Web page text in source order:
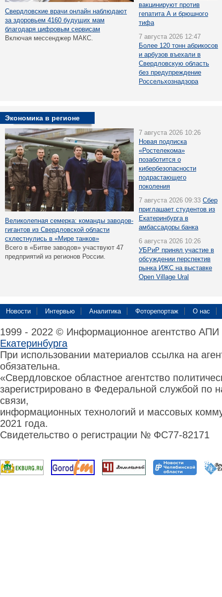
Свердловские врачи онлайн наблюдают
за здоровьем 4160 будущих мам
благодаря цифровым сервисам
Включая мессенджер МАКС.
вакцинируют против
гепатита А и брюшного
тифа
7 августа 2026 12:47
Более 120 тонн абрикосов
и арбузов въехали в
Свердловскую область
без предупреждение
Россельхознадзора
Экономика в регионе
Великолепная семерка: команды заводов-
гигантов из Свердловской области
схлестнулись в «Мире танков»
Всего в «Битве заводов» участвуют 47
предприятий из регионов России.
7 августа 2026 10:26
Новая подписка
«Ростелекома»
позаботится о
кибербезопасности
подрастающего
поколения
7 августа 2026 09:33 Сбер
приглашает студентов из
Екатеринбурга в
амбассадоры банка
6 августа 2026 10:26
УБРиР принял участие в
обсуждении перспектив
рынка ИЖС на выставке
Open Village Ural
Новости Интервью Аналитика Фоторепортаж О нас
1999 - 2022 © Информационное агентство
Екатеринбурга
При использовании материалов ссылка на
обязательна.
«Свердловское областное агентство
зарегистрировано в Федеральной службой по
связи,
информационных технологий и массовых
2021 года.
Свидетельство о регистрации № ФС77-82171